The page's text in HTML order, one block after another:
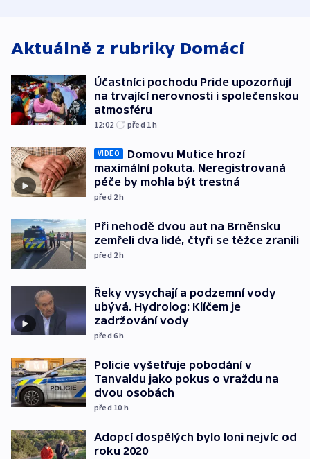
Aktuálně z rubriky Domácí
Účastníci pochodu Pride upozorňují
na trvající nerovnosti i společenskou
atmosféru
12:02 před 1h
VIDEO
Domovu Mutice hrozí
maximální pokuta. Neregistrovaná
péče by mohla být trestná
před 2h
Při nehodě dvou aut na Brněnsku
zemřeli dva lidé, čtyři se těžce zranili
před 2h
Řeky vysychají a podzemní vody
ubývá. Hydrolog: Klíčem je
zadržování vody
před 6h
Policie vyšetřuje pobodání v
Tanvaldu jako pokus o vraždu na
dvou osobách
před 10 h
Adopcí dospělých bylo loni nejvíc od
roku 2020